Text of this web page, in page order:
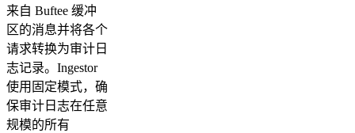
来自 Buftee 缓冲
区的消息并将各个
请求转换为审计日
志记录。Ingestor
使用固定模式，确
保审计日志在任意
规模的所有